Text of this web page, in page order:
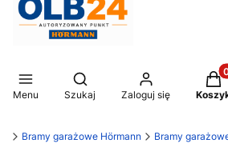
Menu
Otwórz wyszukiwarkę
Szukaj Zaloguj się
Bramy garażowe Hörmann